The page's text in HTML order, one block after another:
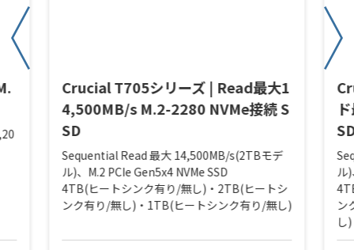
Crucial T705シリーズ | Read最大1
4,500MB/s M.2-2280 NVMe接続 S
SD
Sequential Read 最大 14,500MB/s(2TBモデ
ル)、M.2 PCIe Gen5x4 NVMe SSD
4TB(ヒートシンク有り/無し)・2TB(ヒートシ
ンク有り/無し)・1TB(ヒートシンク有り/無し)
ル
ン
し